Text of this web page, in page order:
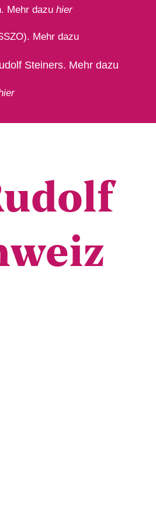
Mehr dazuhier
Mehr dazu
Steiners. Mehr dazu